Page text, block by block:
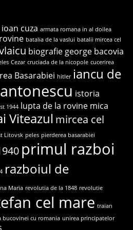
cuza armata romana in al doilea
batalia de la vaslui batalii mircea cel
biografie george bacovia
Cezar cruciada de la nicopole cucerirea
Basarabiei hitler iancu de
istoria
1944 lupta de la rovine mica
Viteazul mircea cel
Litovsk peles pierderea basarabiei
primul razboi
razboiul de
Maria revolutia de la 1848 revolutie
cel mare traian
bucovinei cu romania unirea principatelor